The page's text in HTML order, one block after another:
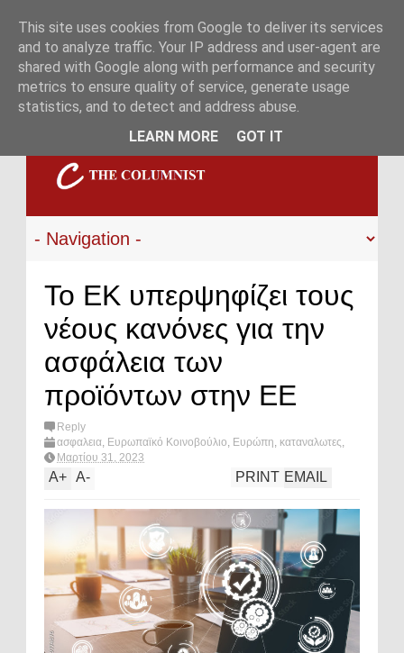
Το ΕΚ υπερψηφίζει τους
νέους κανόνες για την
ασφάλεια των
προϊόντων στην ΕΕ
Reply
ασφαλεια, Ευρωπαϊκό Κοινοβούλιο, Ευρώπη, καταναλωτες,
πολιτική ,προιοντα
Μαρτίου 31, 2023
A+ A- EMAIL
PRINT
This site uses cookies from Google to deliver its services
and to analyze traffic. Your IP address and user-agent are
shared with Google along with performance and security
metrics to ensure quality of service, generate usage
statistics, and to detect and address abuse.
LEARN MORE
GOT IT